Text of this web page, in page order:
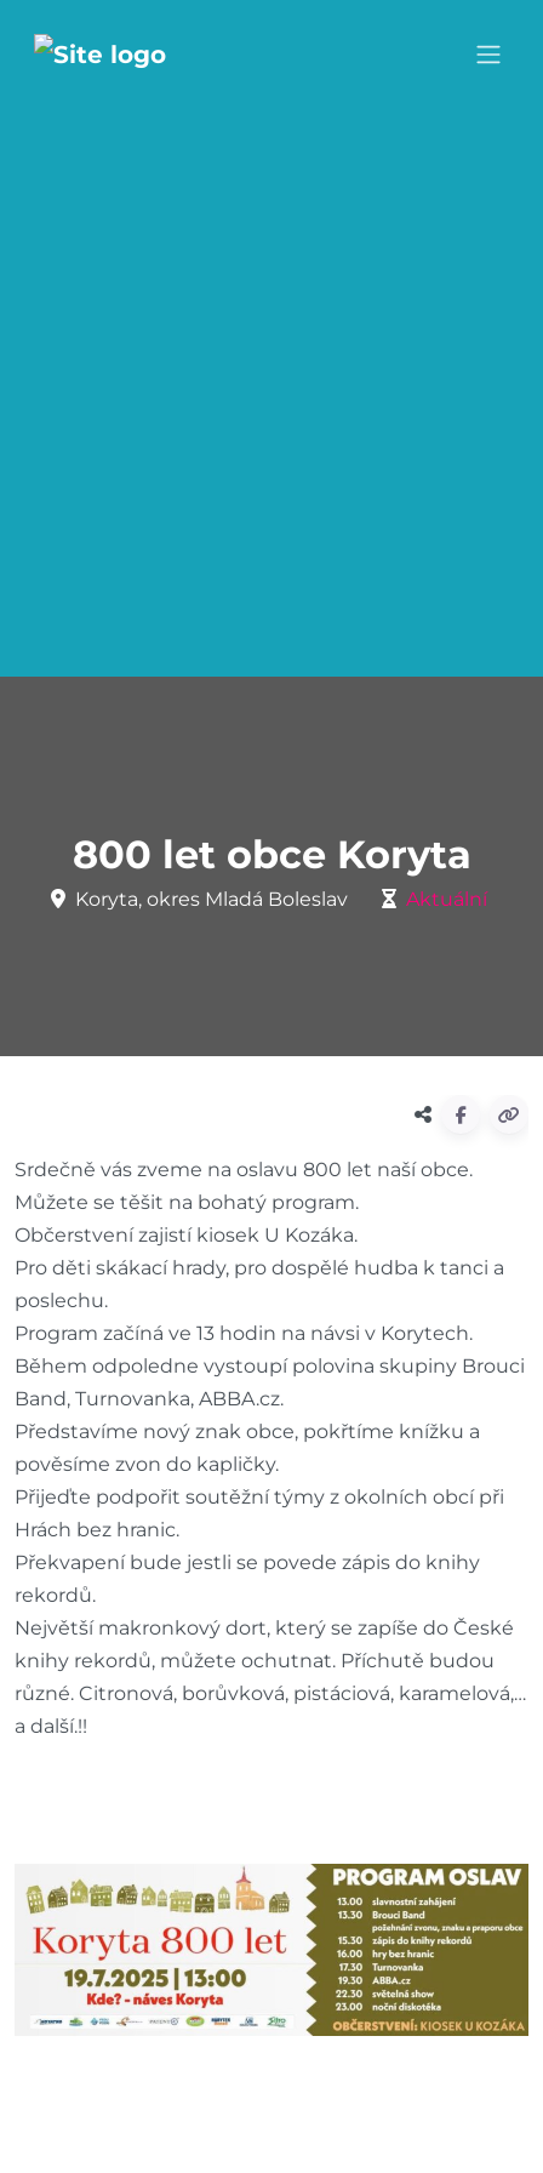
800 let obce Koryta
Koryta, okres Mladá Boleslav Aktuální
Srdečně vás zveme na oslavu 800 let naší obce.
Můžete se těšit na bohatý program.
Občerstvení zajistí kiosek U Kozáka.
Pro děti skákací hrady, pro dospělé hudba k tanci a
poslechu.
Program začíná ve 13 hodin na návsi v Korytech.
Během odpoledne vystoupí polovina skupiny Brouci
Band, Turnovanka, ABBA.cz.
Představíme nový znak obce, pokřtíme knížku a
pověsíme zvon do kapličky.
Přijeďte podpořit soutěžní týmy z okolních obcí při
Hrách bez hranic.
Překvapení bude jestli se povede zápis do knihy
rekordů.
Největší makronkový dort, který se zapíše do České
knihy rekordů, můžete ochutnat. Příchutě budou
různé. Citronová, borůvková, pistáciová, karamelová,…
a další.!!